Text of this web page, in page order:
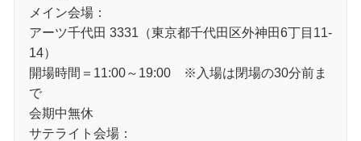
メイン会場：
アーツ千代田 3331（東京都千代田区外神田6丁目11-
14）
開場時間＝11:00～19:00 ※入場は閉場の30分前ま
で
会期中無休
サテライト会場：